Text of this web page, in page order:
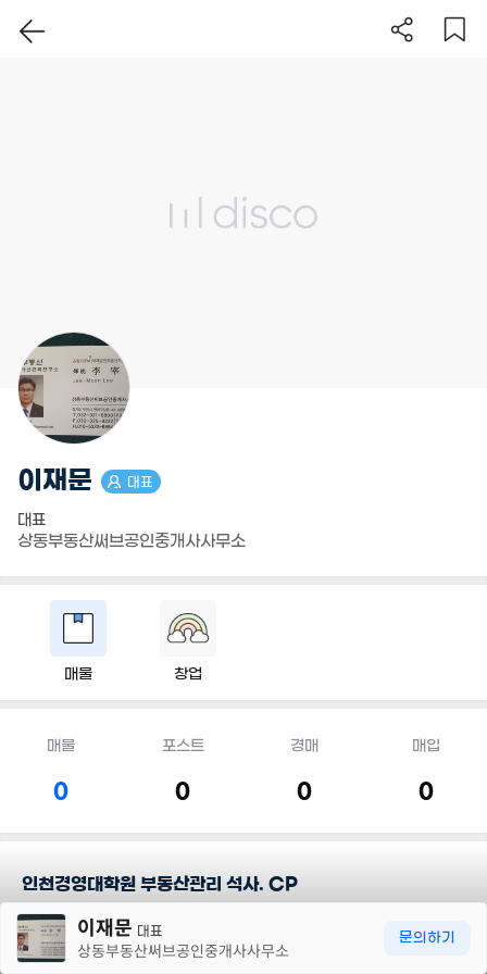
이재문 대표
대표
상동부동산써브공인중개사사무소
매물 창업
매물
0
포스트
0
경매
0
매입
0
인천경영대학원 부동산관리 석사. CP
담당지역이재문 대표
상동부동산써브공인중개사사무소
문의하기